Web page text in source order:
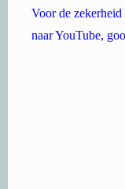
Voor de zekerheid
naar YouTube,